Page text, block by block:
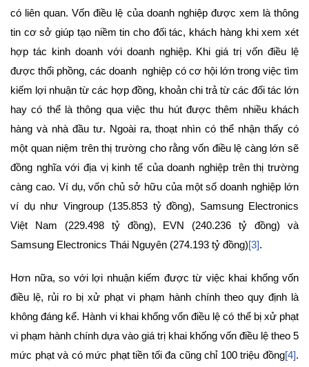
có liên quan. Vốn điều lệ của doanh nghiệp được xem là thông
tin cơ sở giúp tạo niềm tin cho đối tác, khách hàng khi xem xét
hợp tác kinh doanh với doanh nghiệp. Khi giá trị vốn điều lệ
được thổi phồng, các doanh nghiệp có cơ hội lớn trong việc tìm
kiếm lợi nhuận từ các hợp đồng, khoản chi trả từ các đối tác lớn
hay có thể là thông qua việc thu hút được thêm nhiều khách
hàng và nhà đầu tư. Ngoài ra, thoạt nhìn có thể nhận thấy có
một quan niệm trên thị trường cho rằng vốn điều lệ càng lớn sẽ
đồng nghĩa với địa vị kinh tế của doanh nghiệp trên thị trường
càng cao. Ví dụ, vốn chủ sở hữu của một số doanh nghiệp lớn
ví dụ như Vingroup (135.853 tỷ đồng), Samsung Electronics
Việt Nam (229.498 tỷ đồng), EVN (240.236 tỷ đồng) và
Samsung Electronics Thái Nguyên (274.193 tỷ đồng)[3].
Hơn nữa, so với lợi nhuận kiếm được từ việc khai khống vốn
điều lệ, rủi ro bị xử phạt vi phạm hành chính theo quy định là
không đáng kể. Hành vi khai khống vốn điều lệ có thể bị xử phạt
vi phạm hành chính dựa vào giá trị khai khống vốn điều lệ theo 5
mức phạt và có mức phạt tiền tối đa cũng chỉ 100 triệu đồng[4].